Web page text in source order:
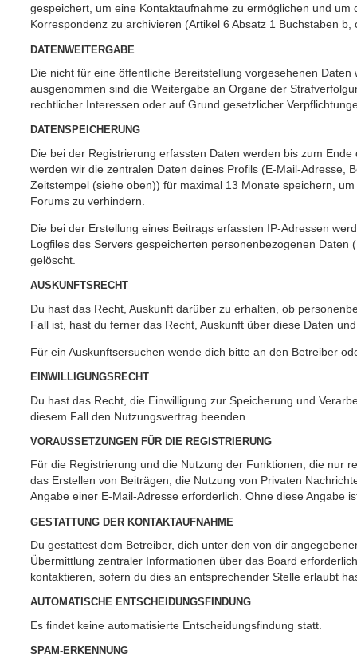
gespeichert, um eine Kontaktaufnahme zu ermöglichen und
Korrespondenz zu archivieren (Artikel 6 Absatz 1 Buchstaben b,
DATENWEITERGABE
Die nicht für eine öffentliche Bereitstellung vorgesehenen
ausgenommen sind die Weitergabe an Organe der
rechtlicher Interessen oder auf Grund gesetzlicher
DATENSPEICHERUNG
Die bei der Registrierung erfassten Daten werden bis zum
werden wir die zentralen Daten deines Profils (E-Mail-Adresse,
Zeitstempel (siehe oben)) für maximal 13 Monate speichern,
Forums zu verhindern.
Die bei der Erstellung eines Beitrags erfassten IP-Adressen
Logfiles des Servers gespeicherten personenbezogenen
gelöscht.
AUSKUNFTSRECHT
Du hast das Recht, Auskunft darüber zu erhalten, ob
Fall ist, hast du ferner das Recht, Auskunft über diese Daten
Für ein Auskunftsersuchen wende dich bitte an den Betreiber
EINWILLIGUNGSRECHT
Du hast das Recht, die Einwilligung zur Speicherung und
diesem Fall den Nutzungsvertrag beenden.
VORAUSSETZUNGEN FÜR DIE REGISTRIERUNG
Für die Registrierung und die Nutzung der Funktionen, die nur
das Erstellen von Beiträgen, die Nutzung von Privaten
Angabe einer E-Mail-Adresse erforderlich. Ohne diese Angabe
GESTATTUNG DER KONTAKTAUFNAHME
Du gestattest dem Betreiber, dich unter den von dir
Übermittlung zentraler Informationen über das Board
kontaktieren, sofern du dies an entsprechender Stelle erlaubt
AUTOMATISCHE ENTSCHEIDUNGSFINDUNG
Es findet keine automatisierte Entscheidungsfindung statt.
SPAM-ERKENNUNG